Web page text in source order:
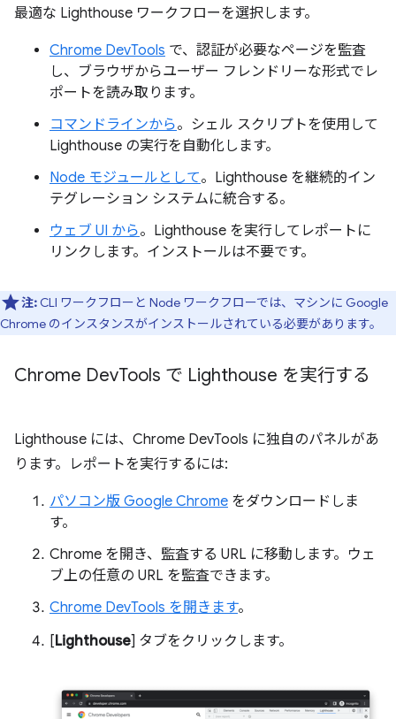
最適な Lighthouse ワークフローを選択します。
Chrome DevTools で、認証が必要なページを監査
し、ブラウザからユーザー フレンドリーな形式でレ
ポートを読み取ります。
コマンドラインから。シェル スクリプトを使用して
Lighthouse の実行を自動化します。
Node モジュールとして。Lighthouse を継続的イン
テグレーション システムに統合する。
ウェブ UI から。Lighthouse を実行してレポートに
リンクします。インストールは不要です。
注: CLI ワークフローと Node ワークフローでは、マシンに Google
Chrome のインスタンスがインストールされている必要があります。
Chrome DevTools で Lighthouse を実行する
Lighthouse には、Chrome DevTools に独自のパネルがあ
ります。レポートを実行するには:
パソコン版 Google Chrome をダウンロードしま
す。
Chrome を開き、監査する URL に移動します。ウェ
ブ上の任意の URL を監査できます。
Chrome DevTools を開きます。
[Lighthouse] タブをクリックします。